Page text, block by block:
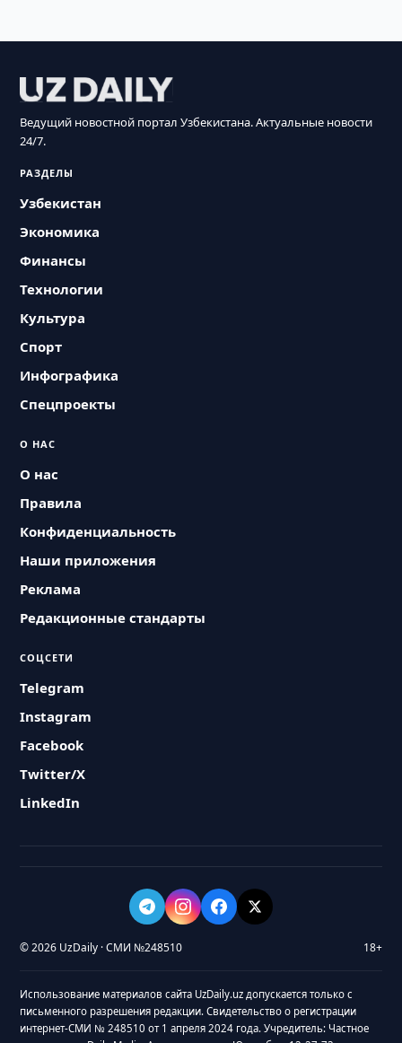
Ведущий новостной портал Узбекистана. Актуальные новости
24/7.
РАЗДЕЛЫ
Узбекистан
Экономика
Финансы
Технологии
Культура
Спорт
Инфографика
Спецпроекты
О НАС
О нас
Правила
Конфиденциальность
Наши приложения
Реклама
Редакционные стандарты
СОЦСЕТИ
Telegram
Instagram
Facebook
Twitter/X
LinkedIn
© 2026 UzDaily · СМИ №248510 18+
Использование материалов сайта UzDaily.uz допускается только с
письменного разрешения редакции. Свидетельство о регистрации
интернет-СМИ № 248510 от 1 апреля 2024 года. Учредитель: Частное